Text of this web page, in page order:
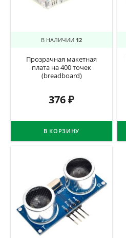
В НАЛИЧИИ 12
Прозрачная макетная
плата на 400 точек
(breadboard)
376₽
В КОРЗИНУ